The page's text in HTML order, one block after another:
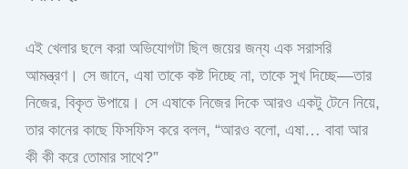
এই খেলার ছলে করা অভিযোগটা ছিল জয়ের জন্য এক সরাসরি
আমন্ত্রণ। সে জানে, এষা তাকে কষ্ট দিচ্ছে না, তাকে সুখ দিচ্ছে—তার
নিজের, বিকৃত উপায়ে। সে এষাকে নিজের দিকে আরও একটু টেনে নিয়ে,
তার কানের কাছে ফিসফিস করে বলল, “আরও বলো, এষা… বাবা আর
কী কী করে তোমার সাথে?”